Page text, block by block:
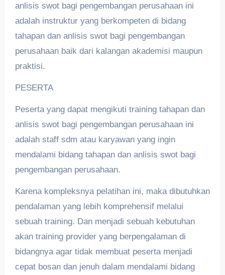
anlisis swot bagi pengembangan perusahaan ini
adalah instruktur yang berkompeten di bidang
tahapan dan anlisis swot bagi pengembangan
perusahaan baik dari kalangan akademisi maupun
praktisi.
PESERTA
Peserta yang dapat mengikuti training tahapan dan
anlisis swot bagi pengembangan perusahaan ini
adalah staff sdm atau karyawan yang ingin
mendalami bidang tahapan dan anlisis swot bagi
pengembangan perusahaan.
Karena kompleksnya pelatihan ini, maka dibutuhkan
pendalaman yang lebih komprehensif melalui
sebuah training. Dan menjadi sebuah kebutuhan
akan training provider yang berpengalaman di
bidangnya agar tidak membuat peserta menjadi
cepat bosan dan jenuh dalam mendalami bidang